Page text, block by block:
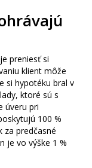
preniesť si
klient môže
si hypotéku bral v
ktoré sú s
úveru pri
100 %
za predčasné
je vo výške 1 %